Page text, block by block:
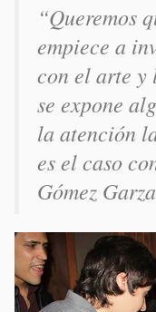
“Queremos
empiece a
con el arte y
se expone
la atención
es el caso
Gómez